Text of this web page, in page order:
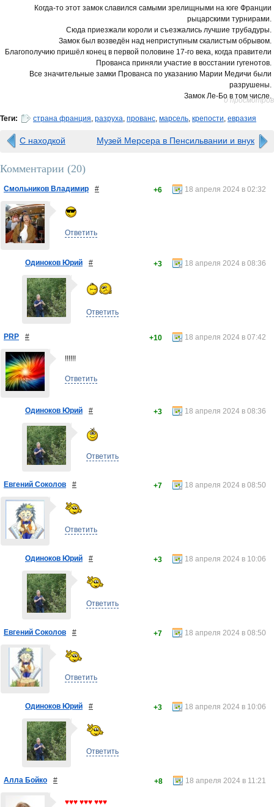
Когда-то этот замок славился самыми зрелищными на юге Франции
рыцарскими турнирами.
Сюда приезжали короли и съезжались лучшие трубадуры.
Замок был возведён над неприступным скалистым обрывом.
Благополучию пришёл конец в первой половине 17-го века, когда правители
Прованса приняли участие в восстании гугенотов.
Все значительные замки Прованса по указанию Марии Медичи были
разрушены.
Замок Ле-Бо в том числе.
0 просмотров
Теги: страна франция, разруха, прованс, марсель, крепости, евразия
С находкой Музей Мерсера в Пенсильвании и внук
Комментарии (20)
Смольников Владимир # 18 апреля 2024 в 02:32
+6
Ответить
Одиноков Юрий # 18 апреля 2024 в 08:36
+3
Ответить
PRP # 18 апреля 2024 в 07:42
+10
!!!!!!
Ответить
Одиноков Юрий # 18 апреля 2024 в 08:36
+3
Ответить
Евгений Соколов # 18 апреля 2024 в 08:50
+7
Ответить
Одиноков Юрий # 18 апреля 2024 в 10:06
+3
Ответить
Евгений Соколов # 18 апреля 2024 в 08:50
+7
Ответить
Одиноков Юрий # 18 апреля 2024 в 10:06
+3
Ответить
Алла Бойко # 18 апреля 2024 в 11:21
+8
♥♥♥ ♥♥♥ ♥♥♥